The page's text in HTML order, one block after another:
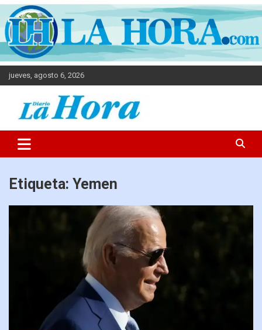
jueves, agosto 6, 2026
Diario La Hora
Etiqueta: Yemen